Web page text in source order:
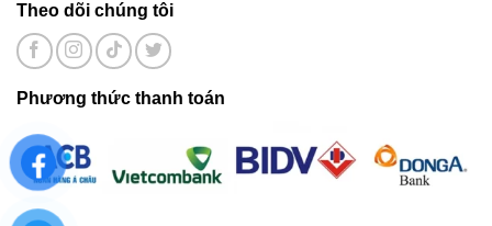
Theo dõi chúng tôi
Phương thức thanh toán